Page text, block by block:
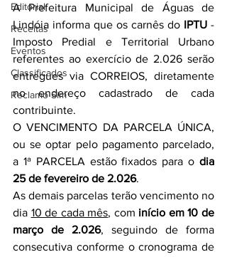
Editorial
Receitas
Eventos
Classificados
Reclamo Sim
A Prefeitura Municipal de Águas de
Lindóia informa que os carnês do IPTU -
Imposto Predial e Territorial Urbano
referentes ao exercício de 2.026 serão
entregues via CORREIOS, diretamente
no endereço cadastrado de cada
contribuinte.
O VENCIMENTO DA PARCELA ÚNICA,
ou se optar pelo pagamento parcelado,
a 1ª PARCELA estão fixados para o dia
25 de fevereiro de 2.026.
As demais parcelas terão vencimento no
dia 10 de cada mês, com início em 10 de
março de 2.026, seguindo de forma
consecutiva conforme o cronograma de